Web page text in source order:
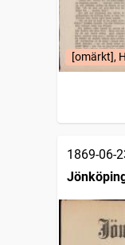
[omärkt],
1869-06-